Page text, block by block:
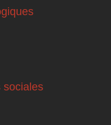
sociales